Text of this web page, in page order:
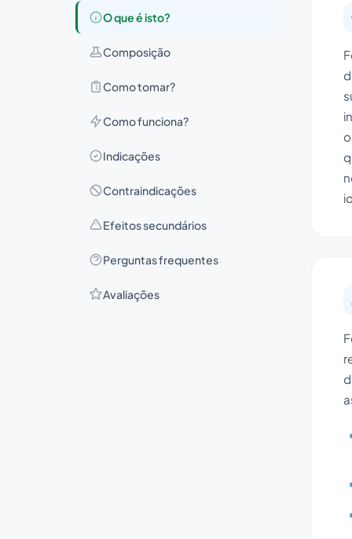
O que é isto?
Composição
Como tomar?
Como funciona?
Indicações
Contraindicações
Efeitos secundários
Perguntas frequentes
Avaliações